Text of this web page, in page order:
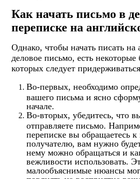
Как начать письмо в
переписке на
Однако, чтобы начать писать на
деловое письмо, есть некоторые
которых следует
Во-первых, необходимо
вашего письма и ясно
начале.
Во-вторых, убедитесь, что
отправляете письмо.
переписке вы обращаетесь к
получателю, вам нужно
нему можно обращаться и
вежливости использовать.
малообъяснимые нюансы